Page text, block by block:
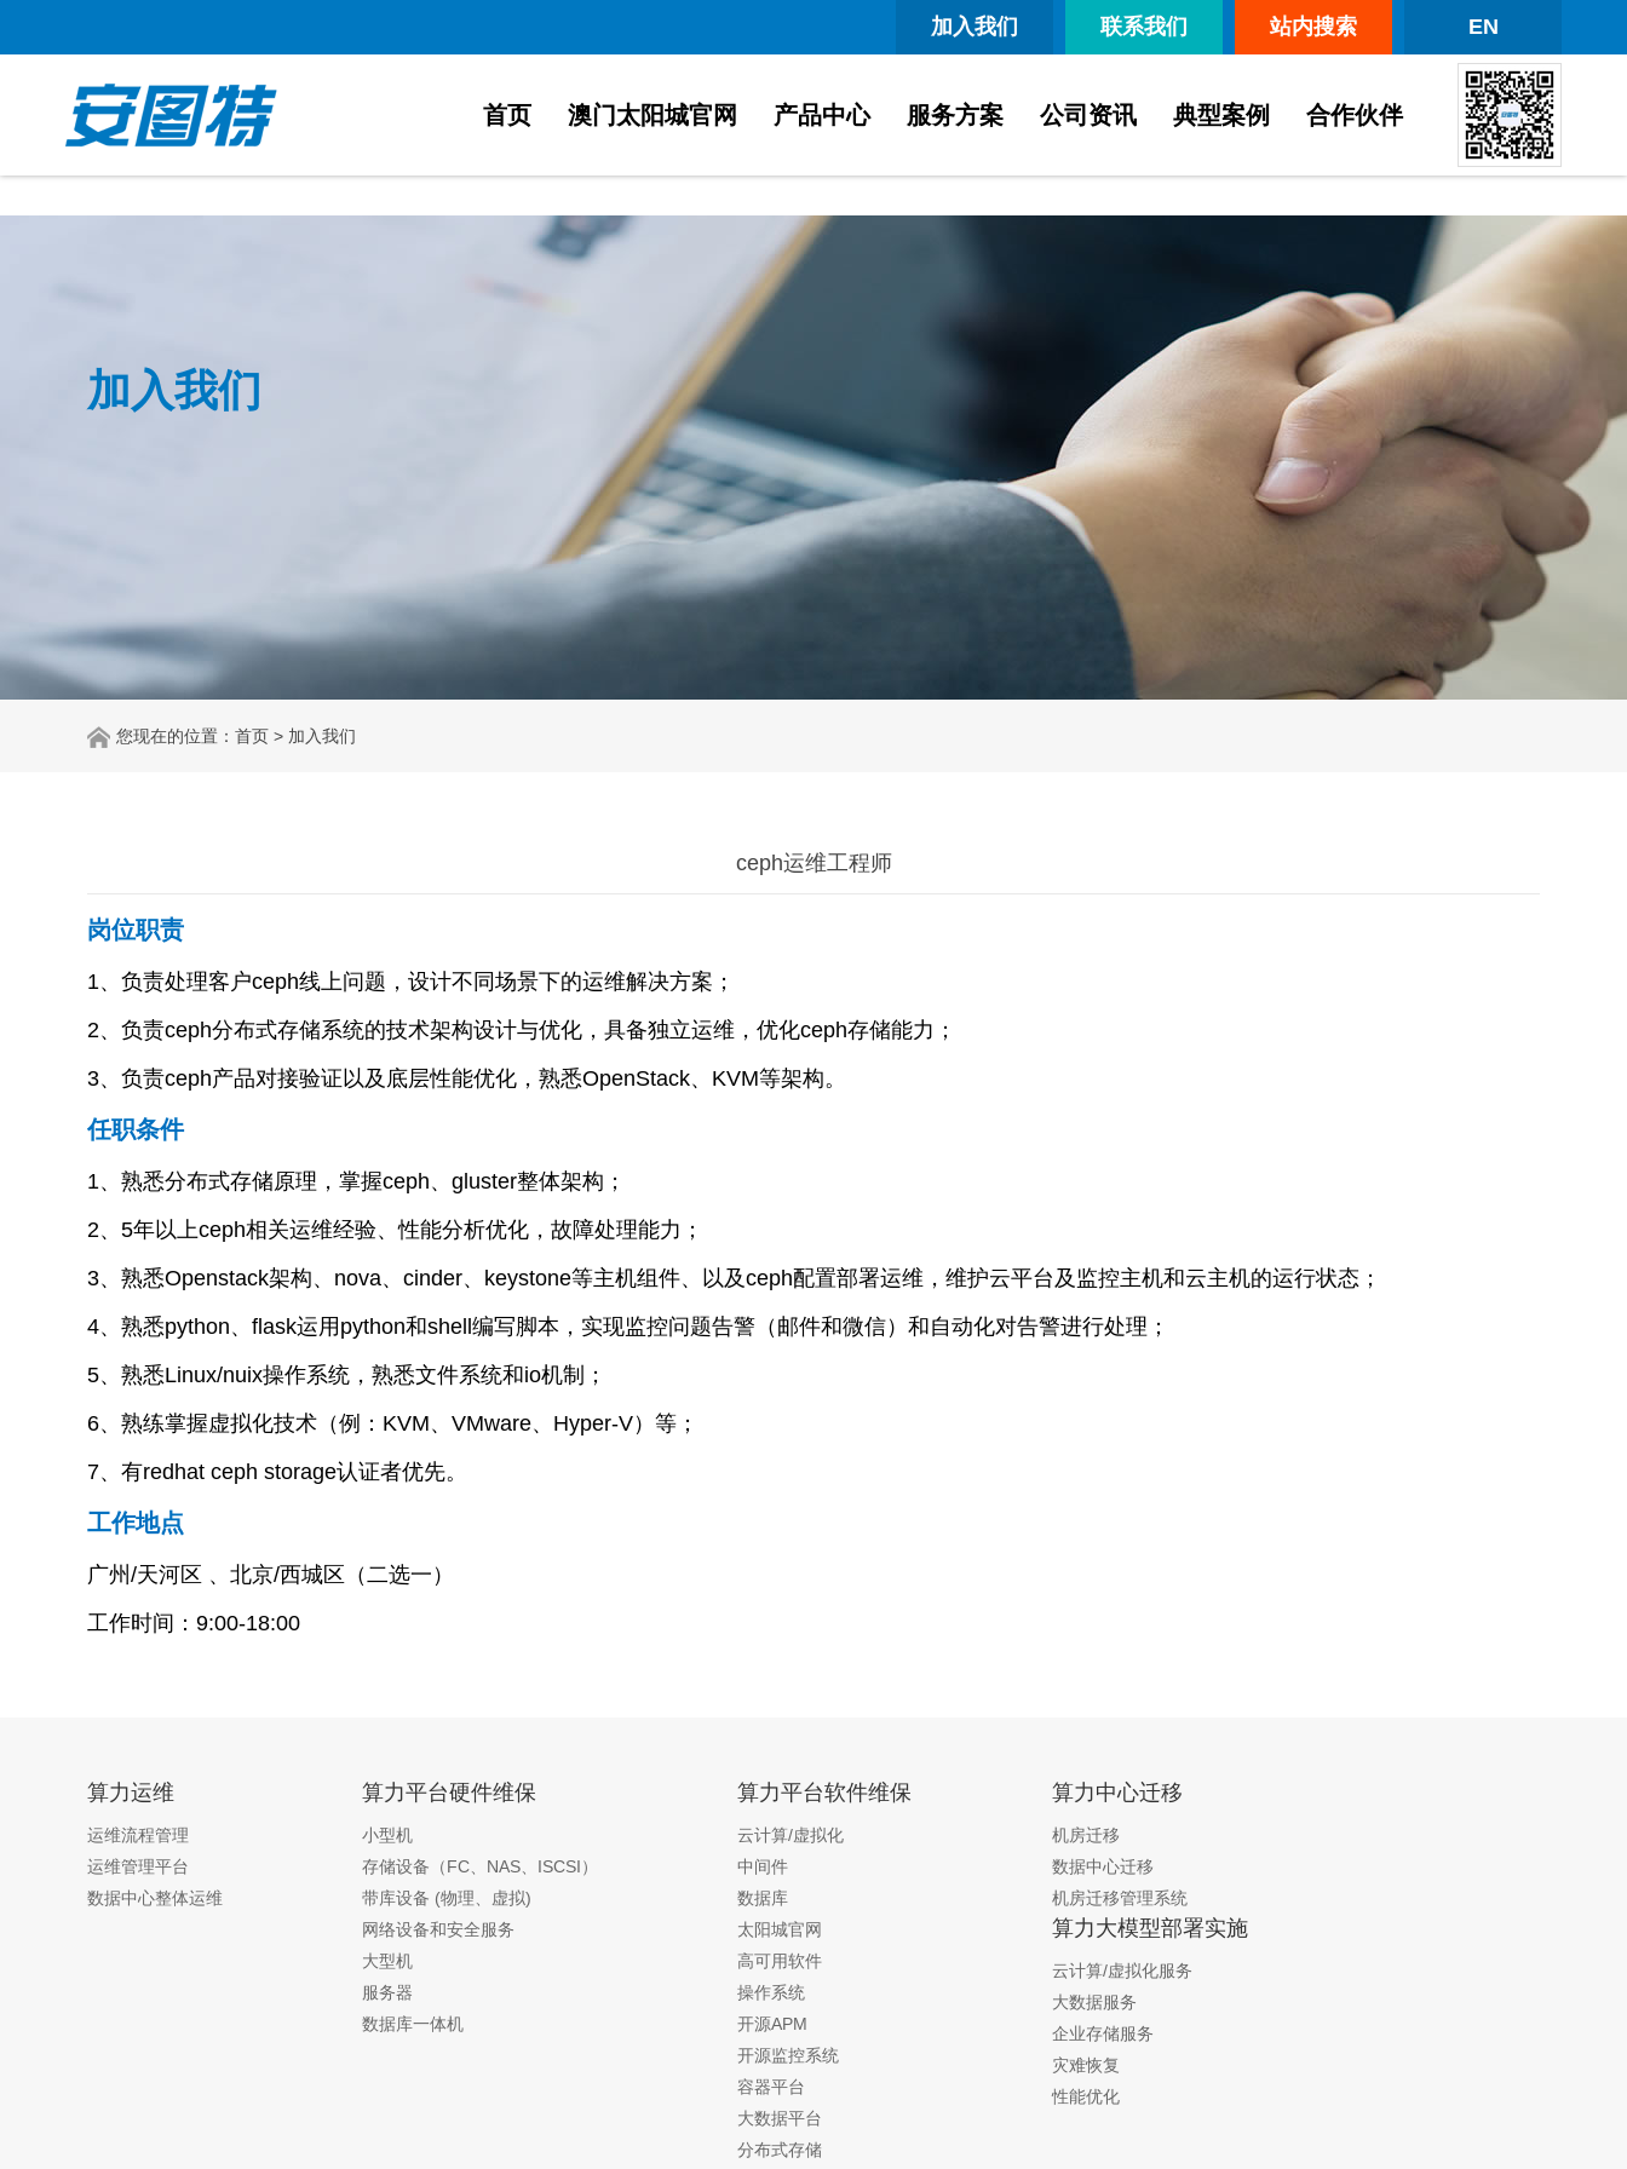
EN
站内搜索
联系我们
加入我们
首页 澳门太阳城官网 产品中心 服务方案 公司资讯 典型案例 合作伙伴
加入我们
您现在的位置： 首页 > 加入我们
ceph运维工程师
岗位职责
1、负责处理客户ceph线上问题，设计不同场景下的运维解决方案；
2、负责ceph分布式存储系统的技术架构设计与优化，具备独立运维，优化ceph存储能力；
3、负责ceph产品对接验证以及底层性能优化，熟悉OpenStack、KVM等架构。
任职条件
1、熟悉分布式存储原理，掌握ceph、gluster整体架构；
2、5年以上ceph相关运维经验、性能分析优化，故障处理能力；
3、熟悉Openstack架构、nova、cinder、keystone等主机组件、以及ceph配置部署运维，维护云平台及监控主机和云主机的运行状态；
4、熟悉python、flask运用python和shell编写脚本，实现监控问题告警（邮件和微信）和自动化对告警进行处理；
5、熟悉Linux/nuix操作系统，熟悉文件系统和io机制；
6、熟练掌握虚拟化技术（例：KVM、VMware、Hyper-V）等；
7、有redhat ceph storage认证者优先。
工作地点
广州/天河区 、北京/西城区（二选一）
工作时间：9:00-18:00
算力运维
运维流程管理
运维管理平台
数据中心整体运维
算力平台硬件维保
小型机
存储设备（FC、NAS、ISCSI）
带库设备 (物理、虚拟)
网络设备和安全服务
大型机
服务器
数据库一体机
算力平台软件维保
云计算/虚拟化
中间件
数据库
太阳城官网
高可用软件
操作系统
开源APM
开源监控系统
容器平台
大数据平台
分布式存储
算力中心迁移
机房迁移
数据中心迁移
机房迁移管理系统
算力大模型部署实施
云计算/虚拟化服务
大数据服务
企业存储服务
灾难恢复
性能优化